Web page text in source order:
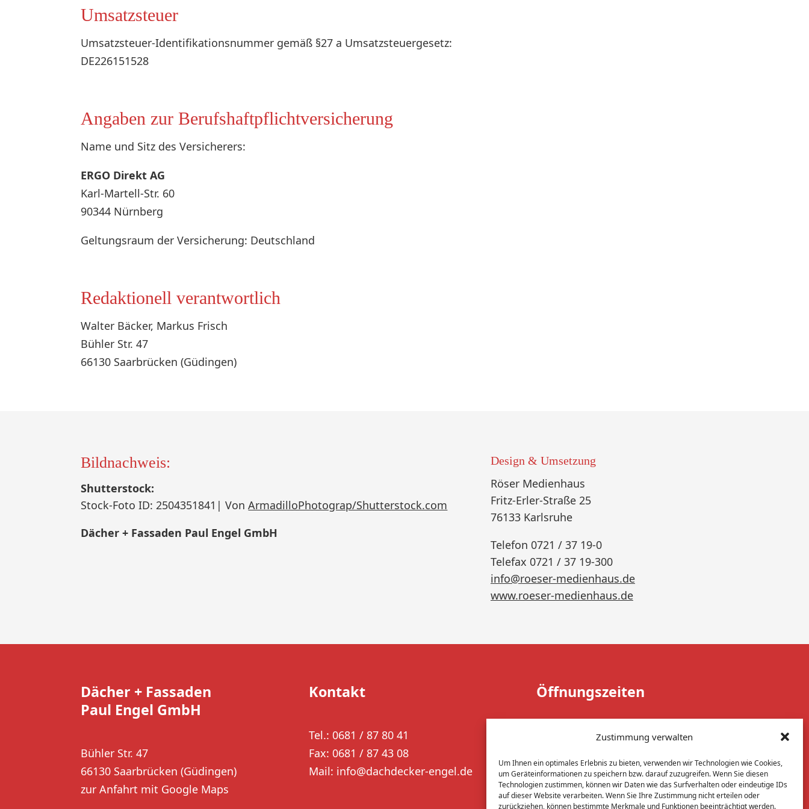
Zustimmung verwalten
Um Ihnen ein optimales Erlebnis zu bieten, verwenden wir Technologien wie Cookies,
um Geräteinformationen zu speichern bzw. darauf zuzugreifen. Wenn Sie diesen
Technologien zustimmen, können wir Daten wie das Surfverhalten oder eindeutige IDs
auf dieser Website verarbeiten. Wenn Sie Ihre Zustimmung nicht erteilen oder
zurückziehen, können bestimmte Merkmale und Funktionen beeinträchtigt werden.
Umsatzsteuer
Umsatzsteuer-Identifikationsnummer gemäß §27 a Umsatzsteuergesetz:
DE226151528
Angaben zur Berufshaftpflichtversicherung
Name und Sitz des Versicherers:
ERGO Direkt AG
Karl-Martell-Str. 60
90344 Nürnberg
Geltungsraum der Versicherung: Deutschland
Redaktionell verantwortlich
Walter Bäcker, Markus Frisch
Bühler Str. 47
66130 Saarbrücken (Güdingen)
Bildnachweis:
Shutterstock:
Stock-Foto ID: 2504351841| VonArmadilloPhotograp/Shutterstock.com
Dächer + Fassaden Paul Engel GmbH
Design & Umsetzung
Röser Medienhaus
Fritz-Erler-Straße 25
76133 Karlsruhe
Telefon 0721 / 37 19-0
Telefax 0721 / 37 19-300
info@roeser-medienhaus.de
www.roeser-medienhaus.de
Dächer + Fassaden
Paul Engel GmbH
Bühler Str. 47
66130 Saarbrücken (Güdingen)
zur Anfahrt mit Google Maps
Kontakt
Tel.: 0681 / 87 80 41
Fax: 0681 / 87 43 08
Mail: info@dachdecker-engel.de
Öffnungszeiten
Sie erreichen uns täglich:
13:30 Uhr – 15:00 Uhr